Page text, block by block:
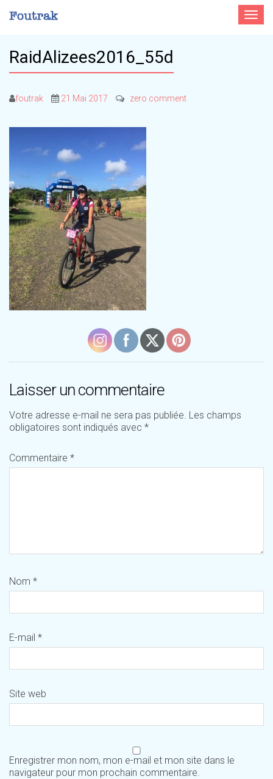
Toggle
RaidAlizees2016_55d
foutrak 21 Mai 2017 zero comment
Laisser un commentaire
Votre adresse e-mail ne sera pas publiée. Les champs
obligatoires sont indiqués avec *
Commentaire *
Nom *
E-mail *
Site web
Enregistrer mon nom, mon e-mail et mon site dans le
navigateur pour mon prochain commentaire.